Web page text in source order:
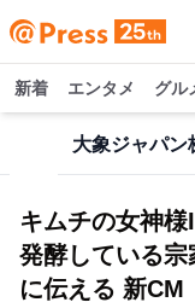
新着 エンタメ グル
大象ジャパン
キムチの女神
発酵している
に伝える 新CM